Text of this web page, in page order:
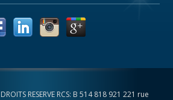
RESERVE RCS: B 514 818 921 221 rue